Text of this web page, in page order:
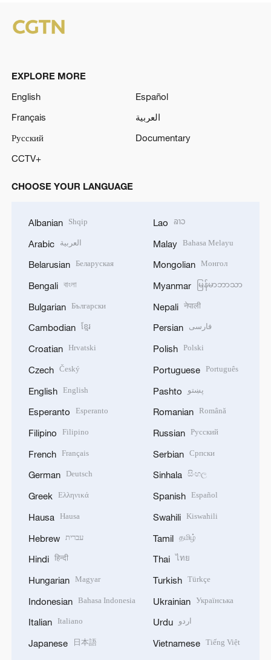
EXPLORE MORE
English
Español
Français
العربية
Русский
Documentary
CCTV+
CHOOSE YOUR LANGUAGE
Albanian Shqip
Arabic العربية
Belarusian Беларуская
Bengali বাংলা
Bulgarian Български
Cambodian ខ្មែរ
Croatian Hrvatski
Czech Český
English English
Esperanto Esperanto
Filipino Filipino
French Français
German Deutsch
Greek Ελληνικά
Hausa Hausa
Hebrew עברית
Hindi हिन्दी
Hungarian Magyar
Indonesian Bahasa Indonesia
Italian Italiano
Japanese 日本語
Lao ລາວ
Malay Bahasa Melayu
Mongolian Монгол
Myanmar မြန်မာဘာသာ
Nepali नेपाली
Persian فارسی
Polish Polski
Portuguese Português
Pashto پښتو
Romanian Română
Russian Русский
Serbian Српски
Sinhala සිංහල
Spanish Español
Swahili Kiswahili
Tamil தமிழ்
Thai ไทย
Turkish Türkçe
Ukrainian Українська
Urdu اردو
Vietnamese Tiếng Việt